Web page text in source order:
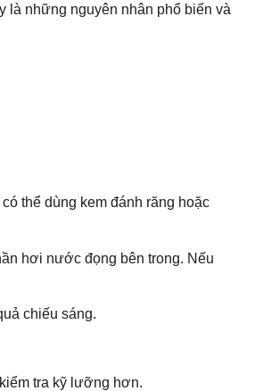
là những nguyên nhân phổ biến và
thể dùng kem đánh răng hoặc
hơi nước đọng bên trong. Nếu
chiếu sáng.
tra kỹ lưỡng hơn.